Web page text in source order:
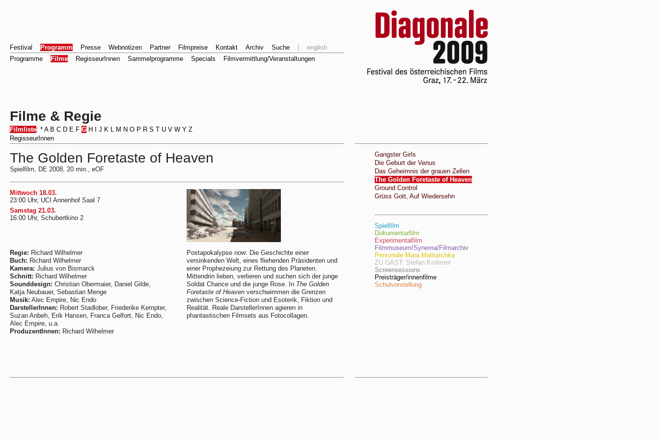
Festival Programm Presse Webnotizen Partner Filmpreise Kontakt Archiv Suche
english
Programme
Filme RegisseurInnen Sammelprogramme Specials Filmvermittlung/Veranstaltungen
Filme & Regie
Filmliste: * A B C D E F G H J K L M N O P R S T U V W Y Z
RegisseurInnen
The Golden Foretaste of Heaven
Spielfilm, DE 2008, 20 min., eOF
Mittwoch 18.03.
23:00 Uhr, UCI Annenhof Saal 7
Samstag 21.03.
16:00 Uhr, Schubertkino 2
Regie: Richard Wilhelmer
Buch: Richard Wilhelmer
Kamera: Julius von Bismarck
Schnitt: Richard Wilhelmer
Sounddesign: Christian Obermaier, Daniel Gilde,
Katja Neubauer, Sebastian Menge
Musik: Alec Empire, Nic Endo
DarstellerInnen: Robert Stadlober, Friederike Kempter,
Suzan Anbeh, Erik Hansen, Franca Gelfort, Nic Endo,
Alec Empire, u.a.
ProduzentInnen: Richard Wilhelmer
Postapokalypse now: Die Geschichte einer
versinkenden Welt, eines fliehenden Präsidenten und
einer Prophezeiung zur Rettung des Planeten.
Mittendrin lieben, verlieren und suchen sich der junge
Soldat Chance und die junge Rose. In The Golden
Foretaste of Heaven verschwimmen die Grenzen
zwischen Science-Fiction und Esoterik, Fiktion und
Realität. Reale DarstellerInnen agieren in
phantastischen Filmsets aus Fotocollagen.
Gangster Girls
Die Geburt der Venus
Das Geheimnis der grauen Zellen
The Golden Foretaste of Heaven
Ground Control
Grüss Gott, Auf Wiedersehn
Spielfilm
Dokumentarfilm
Experimentalfilm
Filmmuseum/Synema/Filmarchiv
Personale Mara Mattuschka
ZU GAST: Stefan Krohmer
Screensessions
Preisträger/innenfilme
Schulvorstellung